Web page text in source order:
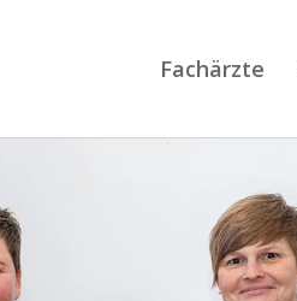
Fachärzte